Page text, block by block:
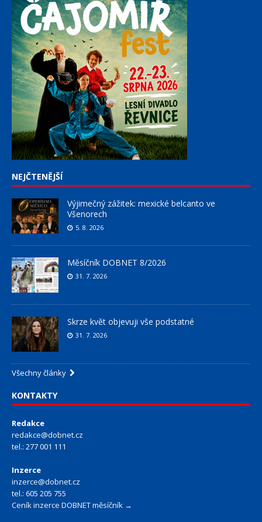
NEJČTENĚJŠÍ
Výjimečný zážitek: mexické belcanto ve
Všenorech
5. 8. 2026
Měsíčník DOBNET 8/2026
31. 7. 2026
Skrze květ objevuji vše podstatné
31. 7. 2026
Všechny články
KONTAKTY
Redakce
redakce@dobnet.cz
tel.: 277 001 111
Inzerce
inzerce@dobnet.cz
tel.: 605 205 755
Ceník inzerce DOBNET měsíčník →